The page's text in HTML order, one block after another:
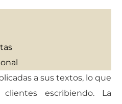
a sus textos, lo que
escribiendo. La